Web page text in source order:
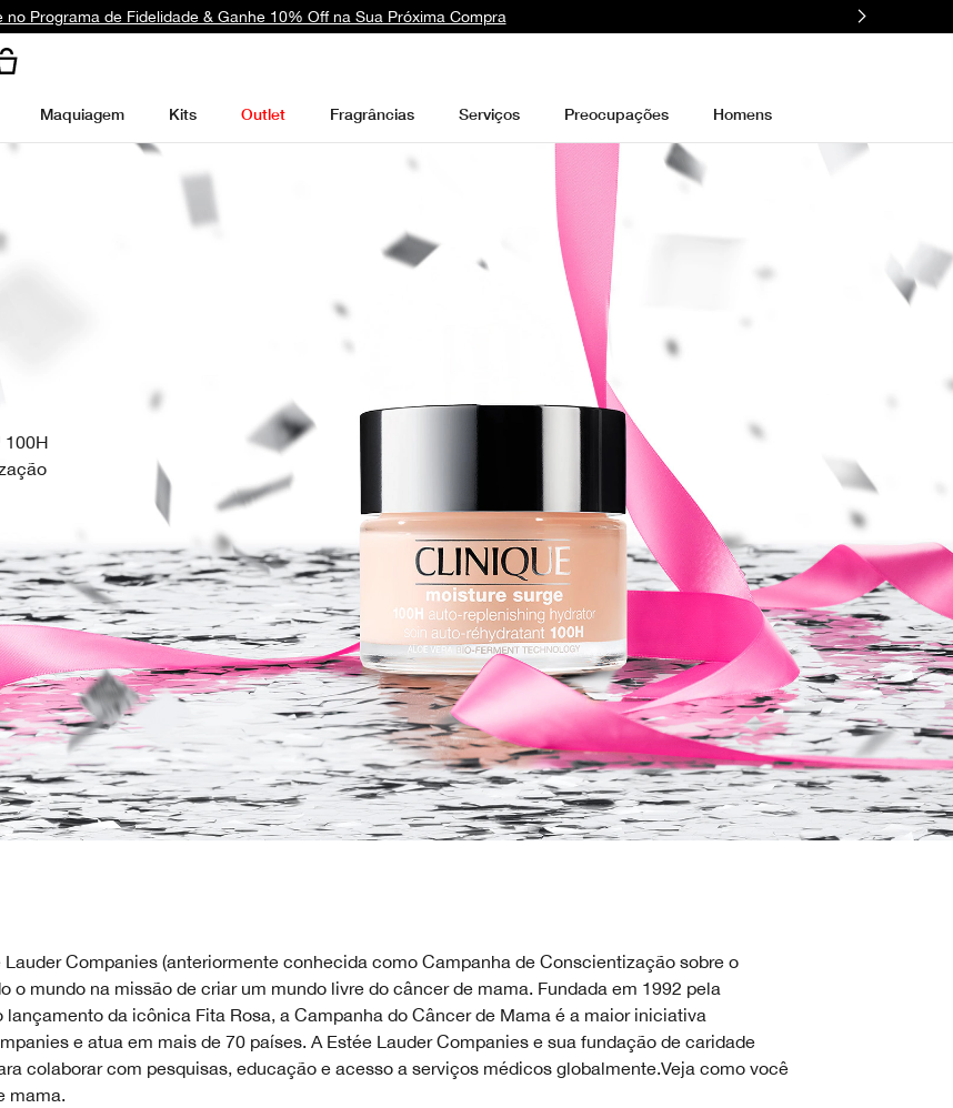
no Programa de Fidelidade & Ganhe 10% Off na Sua Próxima Compra
Maquiagem Kits Outlet Fragrâncias Serviços Preocupações Homens
100H
Companies (anteriormente conhecida como Campanha de Conscientização sobre o
o mundo na missão de criar um mundo livre do câncer de mama. Fundada em 1992 pela
da icônica Fita Rosa, a Campanha do Câncer de Mama é a maior iniciativa
e atua em mais de 70 países. A Estée Lauder Companies e sua fundação de caridade
colaborar com pesquisas, educação e acesso a serviços médicos globalmente.Veja como você
mama.